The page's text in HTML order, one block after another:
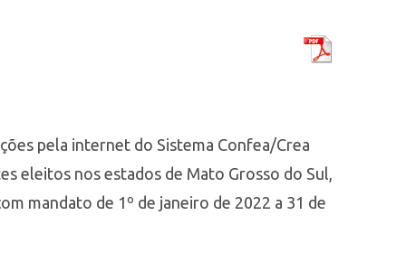
pela internet do Sistema Confea/Crea
eleitos nos estados de Mato Grosso do Sul,
mandato de 1º de janeiro de 2022 a 31 de